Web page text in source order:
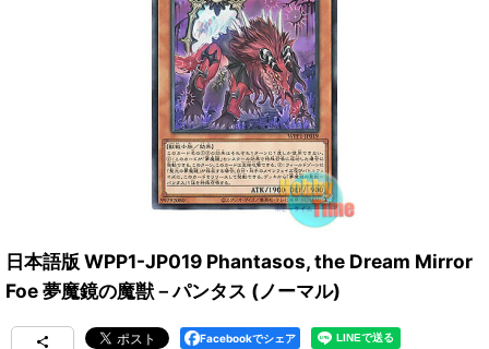
日本語版 WPP1-JP019 Phantasos, the Dream Mirror
Foe 夢魔鏡の魔獣－パンタス (ノーマル)
Facebookでシェア